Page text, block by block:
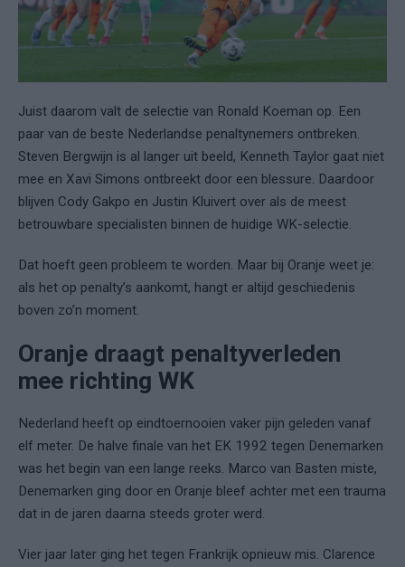
Juist daarom valt de selectie van Ronald Koeman op. Een
paar van de beste Nederlandse penaltynemers ontbreken.
Steven Bergwijn is al langer uit beeld, Kenneth Taylor gaat niet
mee en Xavi Simons ontbreekt door een blessure. Daardoor
blijven Cody Gakpo en Justin Kluivert over als de meest
betrouwbare specialisten binnen de huidige WK-selectie.
Dat hoeft geen probleem te worden. Maar bij Oranje weet je:
als het op penalty’s aankomt, hangt er altijd geschiedenis
boven zo’n moment.
Oranje draagt penaltyverleden
mee richting WK
Nederland heeft op eindtoernooien vaker pijn geleden vanaf
elf meter. De halve finale van het EK 1992 tegen Denemarken
was het begin van een lange reeks. Marco van Basten miste,
Denemarken ging door en Oranje bleef achter met een trauma
dat in de jaren daarna steeds groter werd.
Vier jaar later ging het tegen Frankrijk opnieuw mis. Clarence